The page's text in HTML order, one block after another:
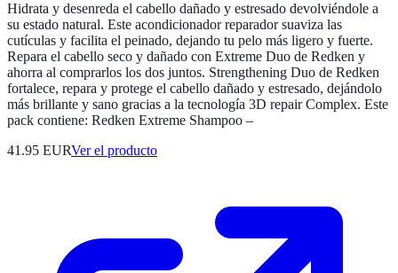
Hidrata y desenreda el cabello dañado y estresado devolviéndole a
su estado natural. Este acondicionador reparador suaviza las
cutículas y facilita el peinado, dejando tu pelo más ligero y fuerte.
Repara el cabello seco y dañado con Extreme Duo de Redken y
ahorra al comprarlos los dos juntos. Strengthening Duo de Redken
fortalece, repara y protege el cabello dañado y estresado, dejándolo
más brillante y sano gracias a la tecnología 3D repair Complex. Este
pack contiene: Redken Extreme Shampoo –
41.95 EURVer el producto